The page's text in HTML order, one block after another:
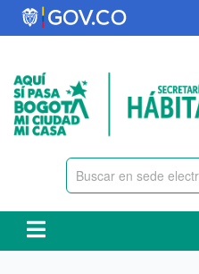
Pasar
al
principal